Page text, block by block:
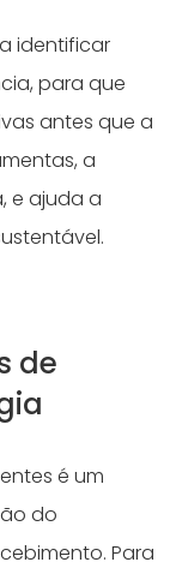
identificar
para que
antes que a
a
e ajuda a
de
é um
do
Para